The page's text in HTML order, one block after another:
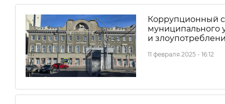
Коррупционный
муниципального
и
11 февраля 2025 - 16:12